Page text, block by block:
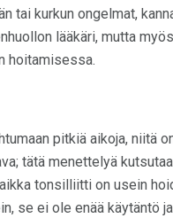
tai kurkun ongelmat,
lääkäri, mutta myös
hoitamisessa.
pitkiä aikoja, niitä
tätä menettelyä
tonsilliitti on usein
se ei ole enää käytäntö